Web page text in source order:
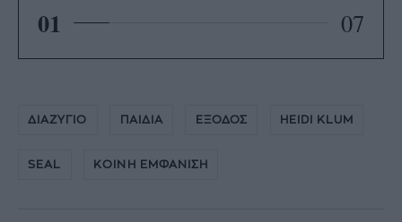
01 07
ΔΙΑΖΥΓΙΟ ΠΑΙΔΙΑ ΕΞΟΔΟΣ HEIDI KLUM
SEAL ΚΟΙΝΗ ΕΜΦΑΝΙΣΗ